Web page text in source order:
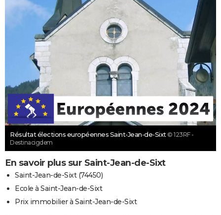
Résultat élections européennes Saint-Jean-de-Sixt © 123RF -
Destinacigdem
En savoir plus sur Saint-Jean-de-Sixt
Saint-Jean-de-Sixt (74450)
Ecole à Saint-Jean-de-Sixt
Prix immobilier à Saint-Jean-de-Sixt